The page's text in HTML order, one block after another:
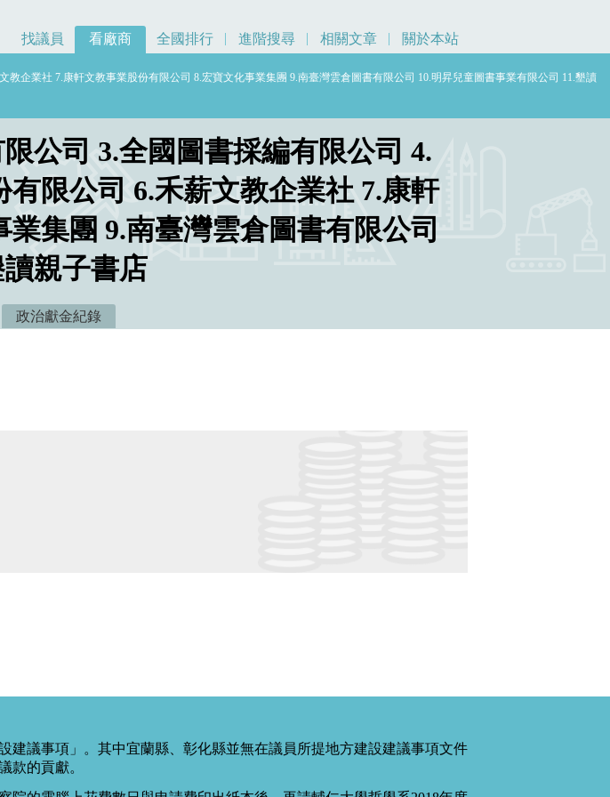
找議員 看廠商 全國排行 進階搜尋 相關文章 關於本站
企業社 7.康軒文教事業股份有限公司 8.宏寶文化事業集團 9.南臺灣雲倉圖書有限公司 10.明昇兒童圖書事業有限公司 11.墾讀
公司 3.全國圖書採編有限公司 4.
限公司 6.禾薪文教企業社 7.康軒
集團 9.南臺灣雲倉圖書有限公司
親子書店
政治獻金紀錄
建議事項」。其中宜蘭縣、彰化縣並無在議員所提地方建設建議事項文件
款的貢獻。